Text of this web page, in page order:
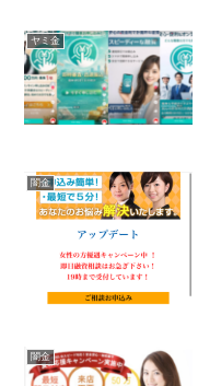
ヤミ金
闇金
闇金